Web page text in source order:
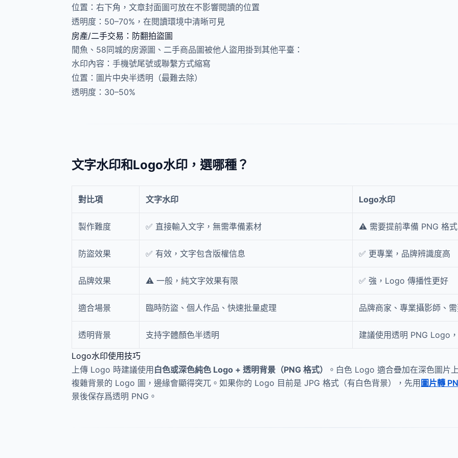
位置：右下角，文章封面圖可放在不影響閱讀的位置
透明度：50–70%，在閱讀環境中清晰可見
房產/二手交易：防翻拍盜圖
閒魚、58同城的房源圖、二手商品圖被他人盜用掛到其他平臺：
水印內容：手機號尾號或聯繫方式縮寫
位置：圖片中央半透明（最難去除）
透明度：30–50%
文字水印和Logo水印，選哪種？
對比項 文字水印 Logo水印
製作難度 ✅ 直接輸入文字，無需準備素材 ⚠️ 需要提前準備 PNG 格
防盜效果 ✅ 有效，文字包含版權信息 ✅ 更專業，品牌辨識度高
品牌效果 ⚠️ 一般，純文字效果有限 ✅ 強，Logo 傳播性更好
適合場景 臨時防盜、個人作品、快速批量處理 品牌商家、專業攝影師、
透明背景 支持字體顏色半透明 建議使用透明 PNG Logo
Logo水印使用技巧
上傳 Logo 時建議使用 白色或深色純色 Logo + 透明背景（PNG 格式）
。白色 Logo 適合疊加在深色圖片
複雜背景的 Logo 圖，邊緣會顯得突兀。如果你的 Logo 目前是 JPG 格式（有白色背景），先用 圖片轉
景後保存爲透明 PNG。